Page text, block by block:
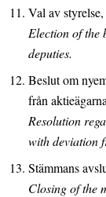
Val av
Election of the
deputies.
Beslut om
från
Resolution
with deviation
Stämmans
Closing of the